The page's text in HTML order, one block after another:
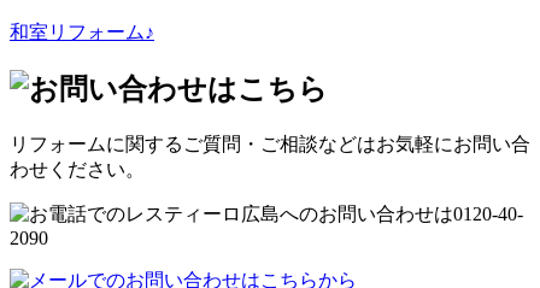
和室リフォーム♪
リフォームに関するご質問・ご相談などはお気軽にお問い合
わせください。